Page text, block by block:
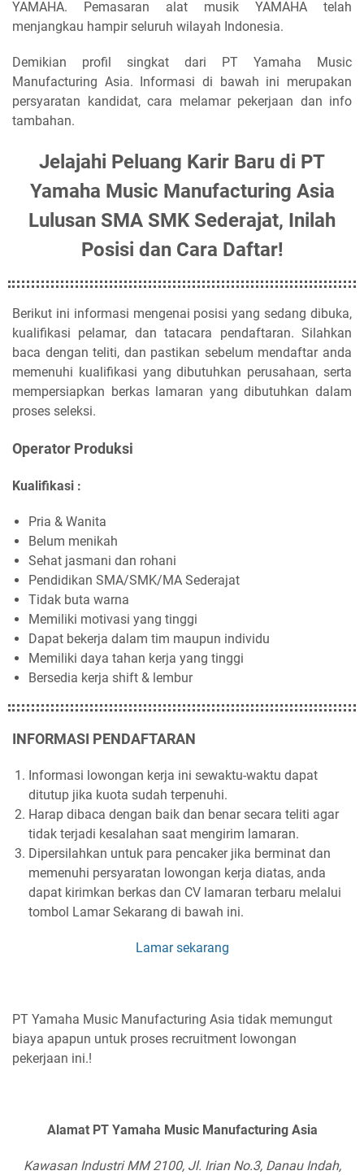
YAMAHA. Pemasaran alat musik YAMAHA telah
menjangkau hampir seluruh wilayah Indonesia.
Demikian profil singkat dari PT Yamaha Music
Manufacturing Asia. Informasi di bawah ini merupakan
persyaratan kandidat, cara melamar pekerjaan dan info
tambahan.
Jelajahi Peluang Karir Baru di PT
Yamaha Music Manufacturing Asia
Lulusan SMA SMK Sederajat, Inilah
Posisi dan Cara Daftar!
Berikut ini informasi mengenai posisi yang sedang dibuka,
kualifikasi pelamar, dan tatacara pendaftaran. Silahkan
baca dengan teliti, dan pastikan sebelum mendaftar anda
memenuhi kualifikasi yang dibutuhkan perusahaan, serta
mempersiapkan berkas lamaran yang dibutuhkan dalam
proses seleksi.
Operator Produksi
Kualifikasi :
Pria & Wanita
Belum menikah
Sehat jasmani dan rohani
Pendidikan SMA/SMK/MA Sederajat
Tidak buta warna
Memiliki motivasi yang tinggi
Dapat bekerja dalam tim maupun individu
Memiliki daya tahan kerja yang tinggi
Bersedia kerja shift & lembur
INFORMASI PENDAFTARAN
Informasi lowongan kerja ini sewaktu-waktu dapat
ditutup jika kuota sudah terpenuhi.
Harap dibaca dengan baik dan benar secara teliti agar
tidak terjadi kesalahan saat mengirim lamaran.
Dipersilahkan untuk para pencaker jika berminat dan
memenuhi persyaratan lowongan kerja diatas, anda
dapat kirimkan berkas dan CV lamaran terbaru melalui
tombol Lamar Sekarang di bawah ini.
Lamar sekarang
PT Yamaha Music Manufacturing Asia tidak memungut
biaya apapun untuk proses recruitment lowongan
pekerjaan ini.!
Alamat PT Yamaha Music Manufacturing Asia
Kawasan Industri MM 2100, Jl. Irian No.3, Danau Indah,